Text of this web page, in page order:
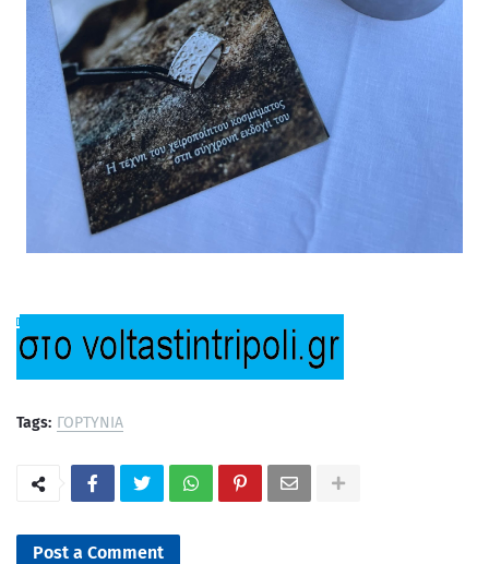
Tags: ΓΟΡΤΥΝΙΑ
Post a Comment